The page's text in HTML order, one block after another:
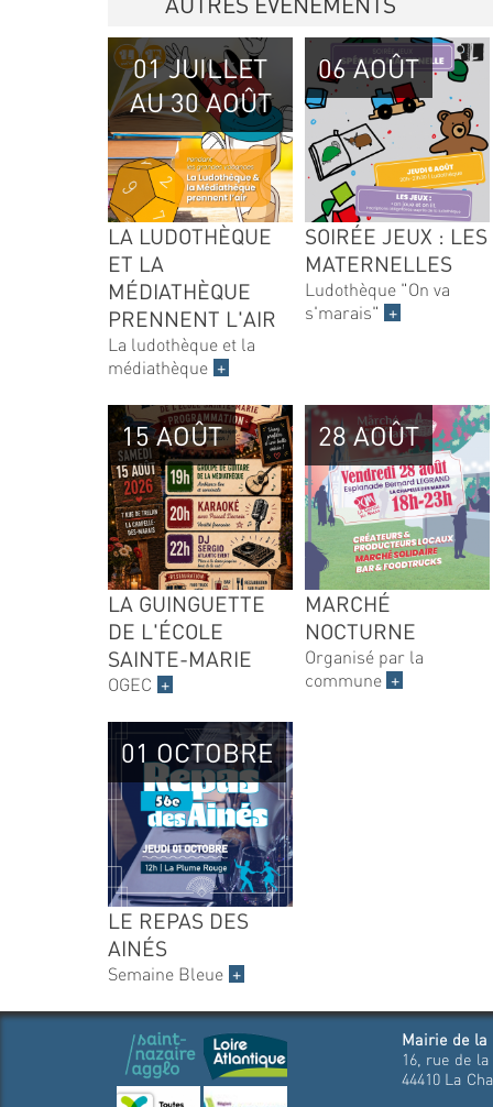
01 JUILLET
AU 30 AOÛT
LA LUDOTHÈQUE
ET LA
MÉDIATHÈQUE
PRENNENT L'AIR
La ludothèque et la
médiathèque +
06 AOÛT
SOIRÉE JEUX : LES
MATERNELLES
Ludothèque "On va
s'marais" +
15 AOÛT
LA GUINGUETTE
DE L'ÉCOLE
SAINTE-MARIE
OGEC +
28 AOÛT
MARCHÉ
NOCTURNE
Organisé par la
commune +
01 OCTOBRE
LE REPAS DES
AINÉS
Semaine Bleue +
Mairie de la
16, rue de
44410 La